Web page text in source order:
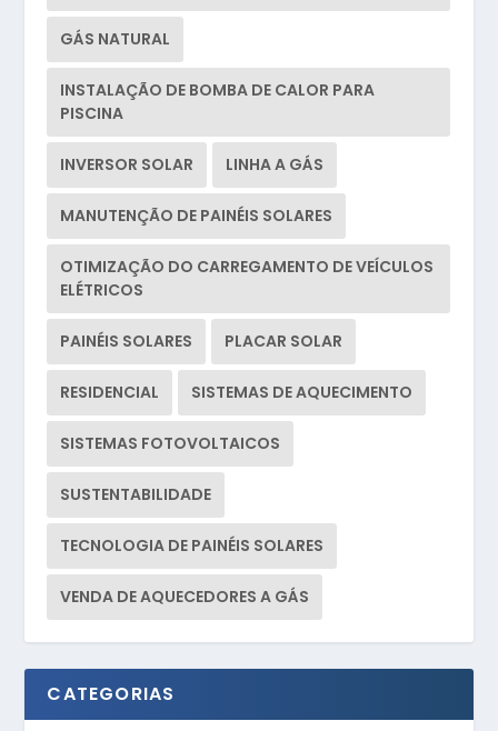
GÁS NATURAL
INSTALAÇÃO DE BOMBA DE CALOR PARA
PISCINA
INVERSOR SOLAR LINHA A GÁS
MANUTENÇÃO DE PAINÉIS SOLARES
OTIMIZAÇÃO DO CARREGAMENTO DE VEÍCULOS
ELÉTRICOS
PAINÉIS SOLARES PLACAR SOLAR
RESIDENCIAL SISTEMAS DE AQUECIMENTO
SISTEMAS FOTOVOLTAICOS
SUSTENTABILIDADE
TECNOLOGIA DE PAINÉIS SOLARES
VENDA DE AQUECEDORES A GÁS
CATEGORIAS